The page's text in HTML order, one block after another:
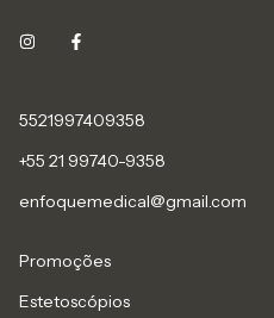
5521997409358
+55 21 99740-9358
enfoquemedical@gmail.com
Promoções
Estetoscópios